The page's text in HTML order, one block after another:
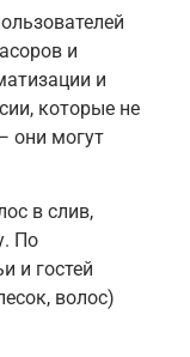
и
и
которые не
они могут
в слив,
По
и гостей
волос)